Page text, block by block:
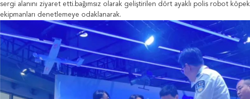
sergi alanını ziyaret etti.bağımsız olarak geliştirilen dört ayaklı polis robot
ekipmanları denetlemeye odaklanarak.